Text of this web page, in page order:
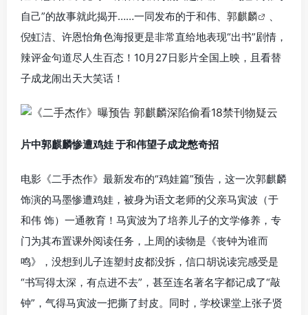
自己”的故事就此揭开……一同发布的于和伟、 郭麒麟
、
倪虹洁、许恩怡角色海报更是非常直给地表现“出书”剧情，
辣评金句道尽人生百态！10月27日影片全国上映，且看替
子成龙闹出天大笑话！
片中郭麒麟惨遭鸡娃 于和伟望子成龙憋奇招
电影《二手杰作》最新发布的“鸡娃篇”预告，这一次郭麒麟
饰演的马墨惨遭鸡娃，被身为语文老师的父亲马寅波（于
和伟 饰）一通教育！马寅波为了培养儿子的文学修养，专
门为其布置课外阅读任务，上周的读物是《丧钟为谁而
鸣》，没想到儿子连塑封皮都没拆，信口胡说读完感受是
“书写得太深，有点进不去”，甚至连名著名字都记成了“敲
钟”，气得马寅波一把撕了封皮。同时，学校课堂上张子贤